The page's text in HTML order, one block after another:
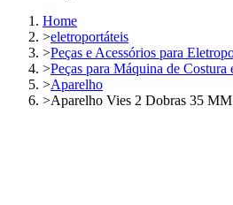
Home
>eletroportáteis
>Peças e Acessórios para
>Peças para Máquina de Costura
>Aparelho
>Aparelho Vies 2 Dobras 35